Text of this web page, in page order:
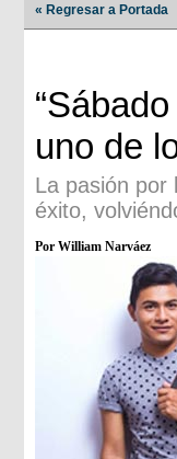
« Regresar a Portada
uno de
La pasión por
éxito,
Por William Narváez